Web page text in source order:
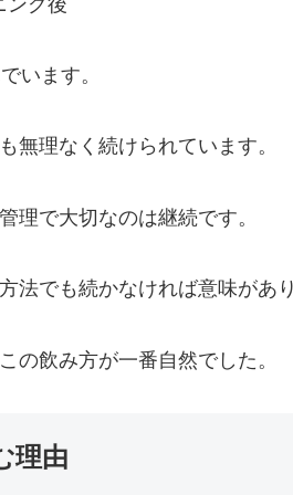
います。
無理なく続けられています。
理で大切なのは継続です。
法でも続かなければ意味があ
の飲み方が一番自然でした。
理由